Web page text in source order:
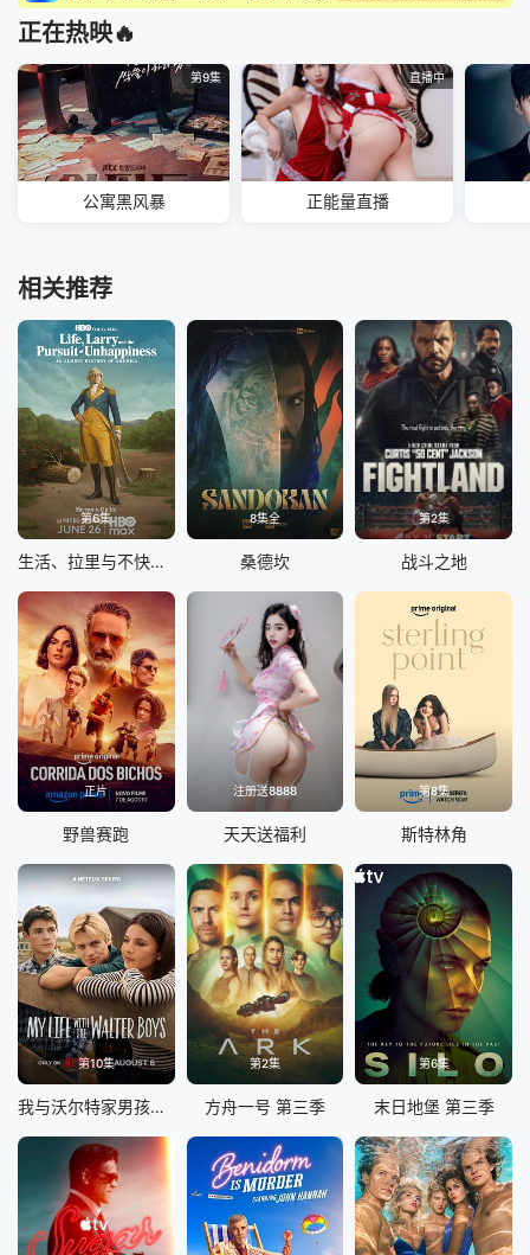
正在热映🔥
第9集
公寓黑风暴
直播中
正能量直播
相关推荐
第6集
生活、拉里与不快乐的追求：一部美国史
8集全
桑德坎
第2集
战斗之地
正片
野兽赛跑
注册送8888
天天送福利
第8集
斯特林角
第10集
我与沃尔特家男孩的生活 第三季
第2集
方舟一号 第三季
第6集
末日地堡 第三季